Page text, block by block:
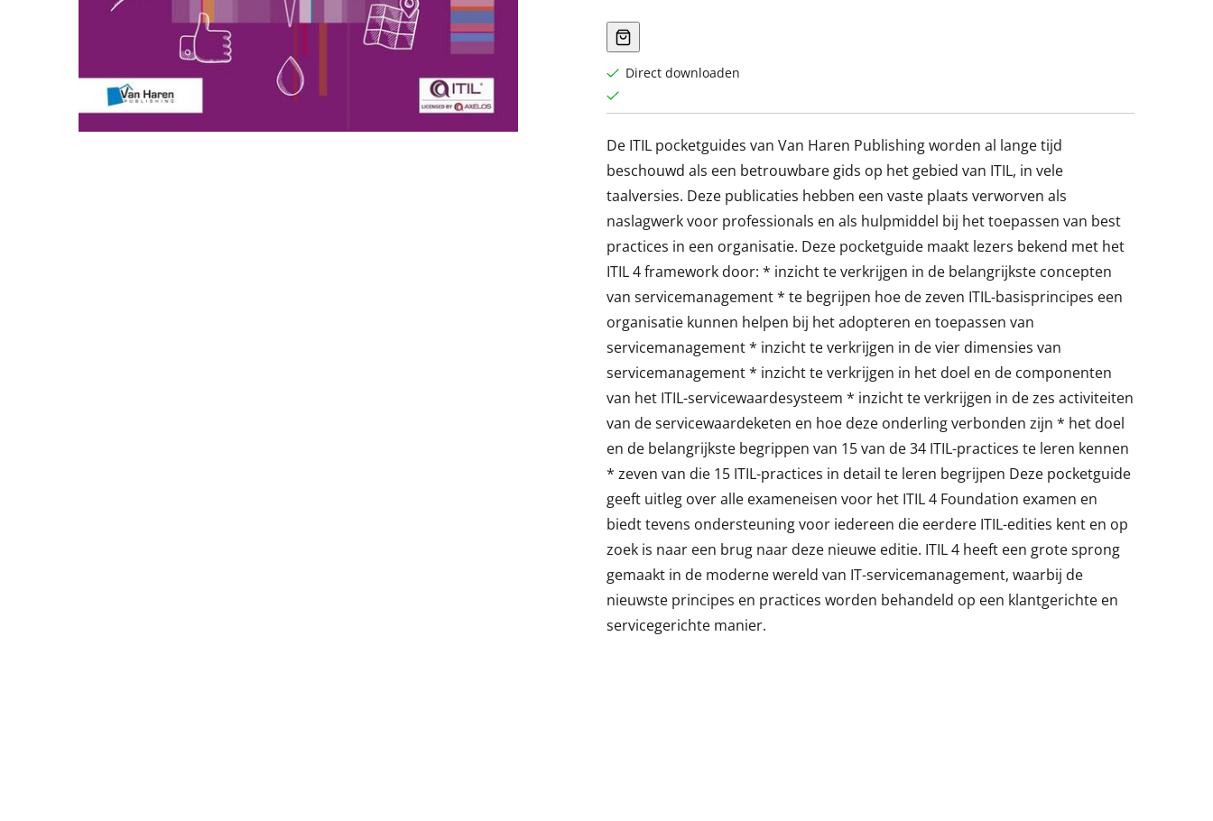
Direct downloaden
De ITIL pocketguides van Van Haren Publishing worden al lange tijd
beschouwd als een betrouwbare gids op het gebied van ITIL, in vele
taalversies. Deze publicaties hebben een vaste plaats verworven als
naslagwerk voor professionals en als hulpmiddel bij het toepassen van best
practices in een organisatie. Deze pocketguide maakt lezers bekend met het
ITIL 4 framework door: * inzicht te verkrijgen in de belangrijkste concepten
van servicemanagement * te begrijpen hoe de zeven ITIL-basisprincipes een
organisatie kunnen helpen bij het adopteren en toepassen van
servicemanagement * inzicht te verkrijgen in de vier dimensies van
servicemanagement * inzicht te verkrijgen in het doel en de componenten
van het ITIL-servicewaardesysteem * inzicht te verkrijgen in de zes activiteiten
van de servicewaardeketen en hoe deze onderling verbonden zijn * het doel
en de belangrijkste begrippen van 15 van de 34 ITIL-practices te leren kennen
* zeven van die 15 ITIL-practices in detail te leren begrijpen Deze pocketguide
geeft uitleg over alle exameneisen voor het ITIL 4 Foundation examen en
biedt tevens ondersteuning voor iedereen die eerdere ITIL-edities kent en op
zoek is naar een brug naar deze nieuwe editie. ITIL 4 heeft een grote sprong
gemaakt in de moderne wereld van IT-servicemanagement, waarbij de
nieuwste principes en practices worden behandeld op een klantgerichte en
servicegerichte manier.